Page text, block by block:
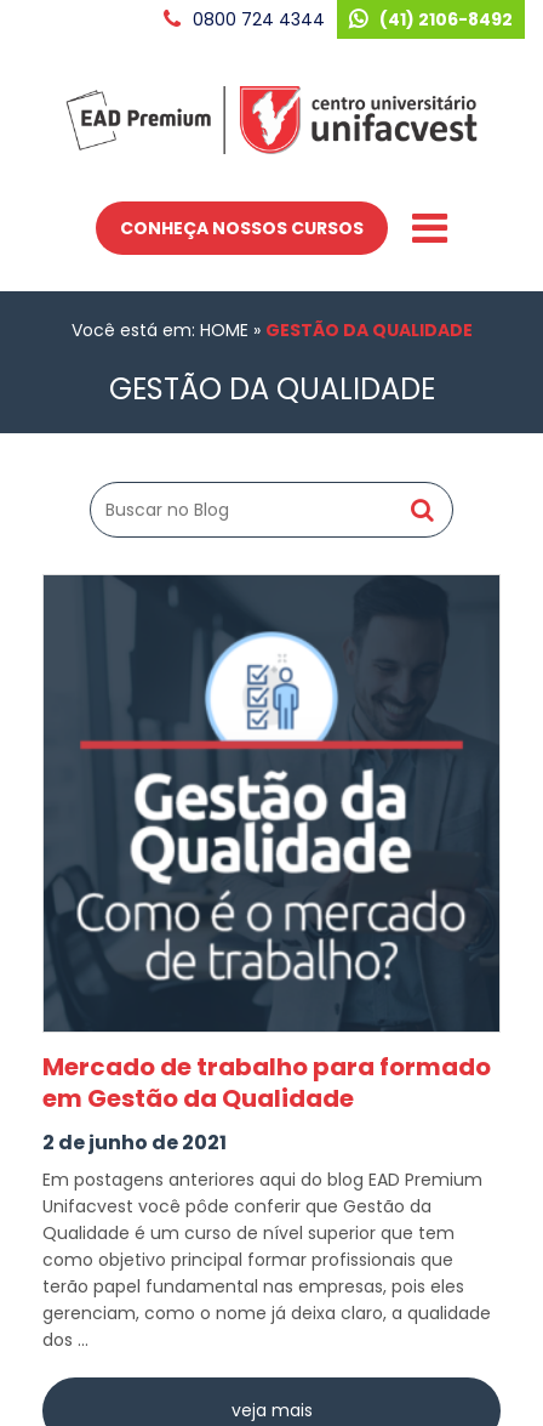
(41) 2106-8492
0800 724 4344
CONHEÇA NOSSOS CURSOS
Você está em: HOME » GESTÃO DA QUALIDADE
GESTÃO DA QUALIDADE
Mercado de trabalho para formado
em Gestão da Qualidade
2 de junho de 2021
Em postagens anteriores aqui do blog EAD Premium
Unifacvest você pôde conferir que Gestão da
Qualidade é um curso de nível superior que tem
como objetivo principal formar profissionais que
terão papel fundamental nas empresas, pois eles
gerenciam, como o nome já deixa claro, a qualidade
dos ...
veja mais